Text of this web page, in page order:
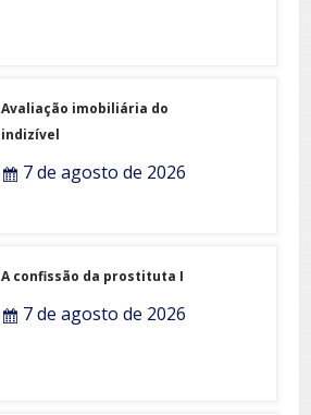
Avaliação imobiliária do
indizível
7 de agosto de 2026
A confissão da prostituta I
7 de agosto de 2026